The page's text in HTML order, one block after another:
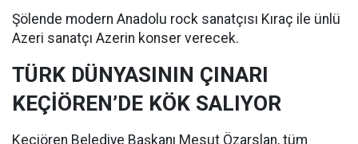
Şölende modern Anadolu rock sanatçısı Kıraç ile ünlü
Azeri sanatçı Azerin konser verecek.
TÜRK DÜNYASININ ÇINARI
KEÇİÖREN’DE KÖK SALIYOR
Keçiören Belediye Başkanı Mesut Özarslan, tüm